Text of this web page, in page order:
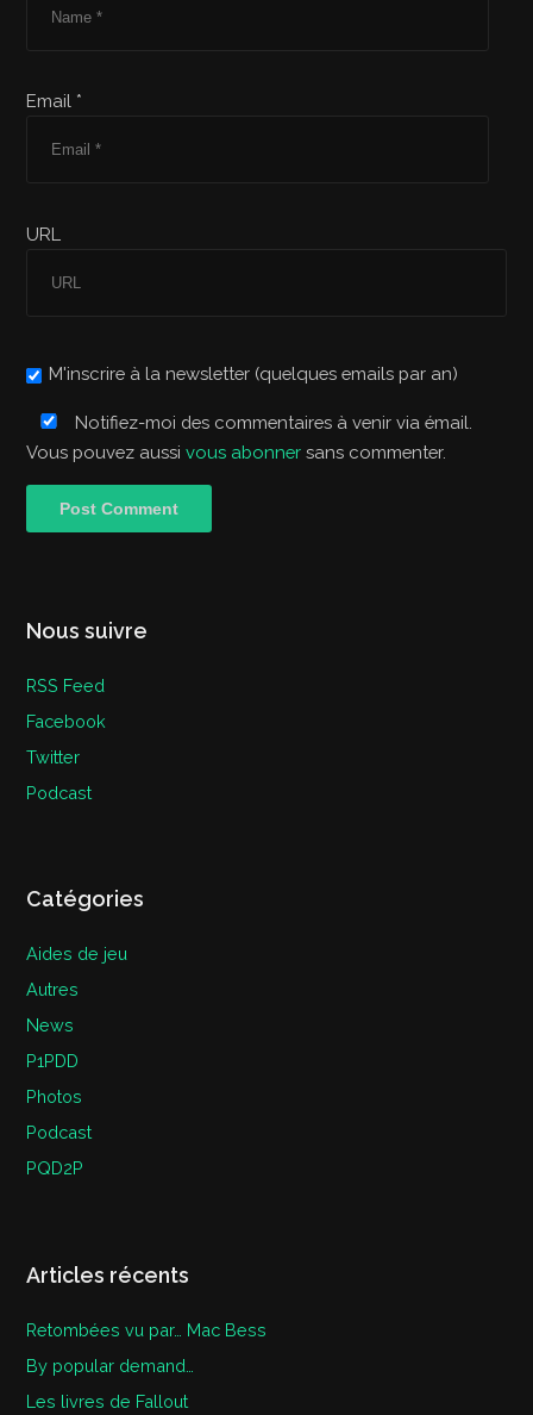
Email *
URL
M'inscrire à la newsletter (quelques emails par an)
Notifiez-moi des commentaires à venir via émail.
Vous pouvez aussivous abonner sans commenter.
Nous suivre
RSS Feed
Facebook
Twitter
Podcast
Catégories
Aides de jeu
Autres
News
P1PDD
Photos
Podcast
PQD2P
Articles récents
Retombées vu par… Mac Bess
By popular demand…
Les livres de Fallout